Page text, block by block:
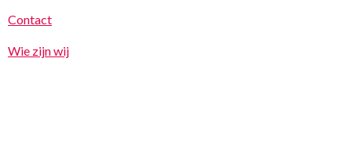
Contact
Wie zijn wij